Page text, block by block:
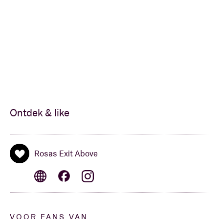
19e eeuwse singer-songwriter, met
Wanderervan Schubert. De jonge Vlaamse singer-
songwriter met Ethiopische roots,Meskerem Mees,
zal een reeks uitgeklede adaptaties, permutaties en
doorwerkingen van ‘walking songs’ componeren,
samen met
Jean-Marie Aerts
van de legendarische Belgische 80s rockformatie TC
Ontdek & like
Rosas Exit Above
VOOR FANS VAN